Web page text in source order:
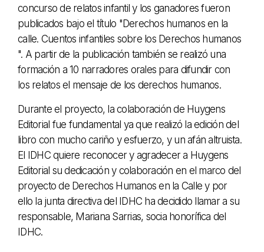
concurso de relatos infantil y los ganadores fueron
publicados bajo el título "Derechos humanos en la
calle. Cuentos infantiles sobre los Derechos humanos
". A partir de la publicación también se realizó una
formación a 10 narradores orales para difundir con
los relatos el mensaje de los derechos humanos.
Durante el proyecto, la colaboración de Huygens
Editorial fue fundamental ya que realizó la edición del
libro con mucho cariño y esfuerzo, y un afán altruista.
El IDHC quiere reconocer y agradecer a Huygens
Editorial su dedicación y colaboración en el marco del
proyecto de Derechos Humanos en la Calle y por
ello la junta directiva del IDHC ha decidido llamar a su
responsable, Mariana Sarrias, socia honorífica del
IDHC.